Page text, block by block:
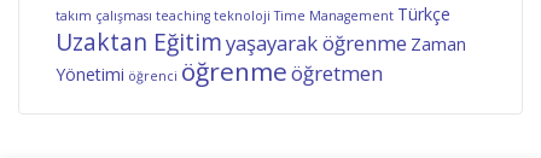
takım çalışması teaching teknoloji Time Management Türkçe
Uzaktan Eğitimyaşayarak öğrenme Zaman
Yönetimi öğrenci öğrenmeöğretmen